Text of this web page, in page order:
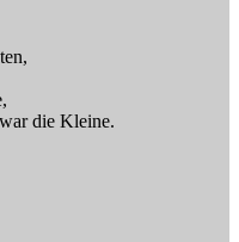
die Kleine.